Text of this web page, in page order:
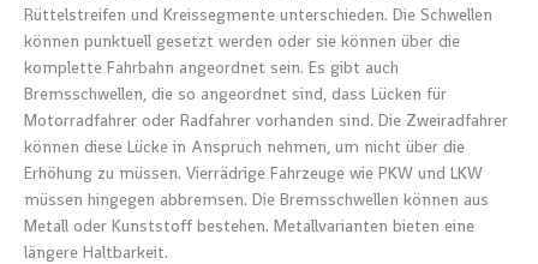
Rüttelstreifen und Kreissegmente unterschieden. Die Schwellen
können punktuell gesetzt werden oder sie können über die
komplette Fahrbahn angeordnet sein. Es gibt auch
Bremsschwellen, die so angeordnet sind, dass Lücken für
Motorradfahrer oder Radfahrer vorhanden sind. Die Zweiradfahrer
können diese Lücke in Anspruch nehmen, um nicht über die
Erhöhung zu müssen. Vierrädrige Fahrzeuge wie PKW und LKW
müssen hingegen abbremsen. Die Bremsschwellen können aus
Metall oder Kunststoff bestehen. Metallvarianten bieten eine
längere Haltbarkeit.